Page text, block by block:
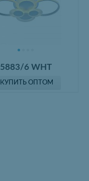
5883/6 WHT
КУПИТЬ ОПТОМ